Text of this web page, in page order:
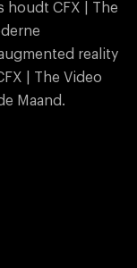
houdt CFX | The
reality
| The Video
Maand.